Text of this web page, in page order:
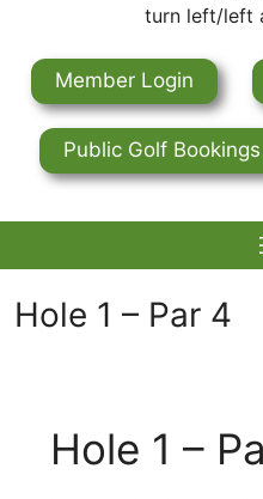
turn left/left
Member Login
Public Golf Bookings
Hole 1 – Par 4
contentHole 1 –